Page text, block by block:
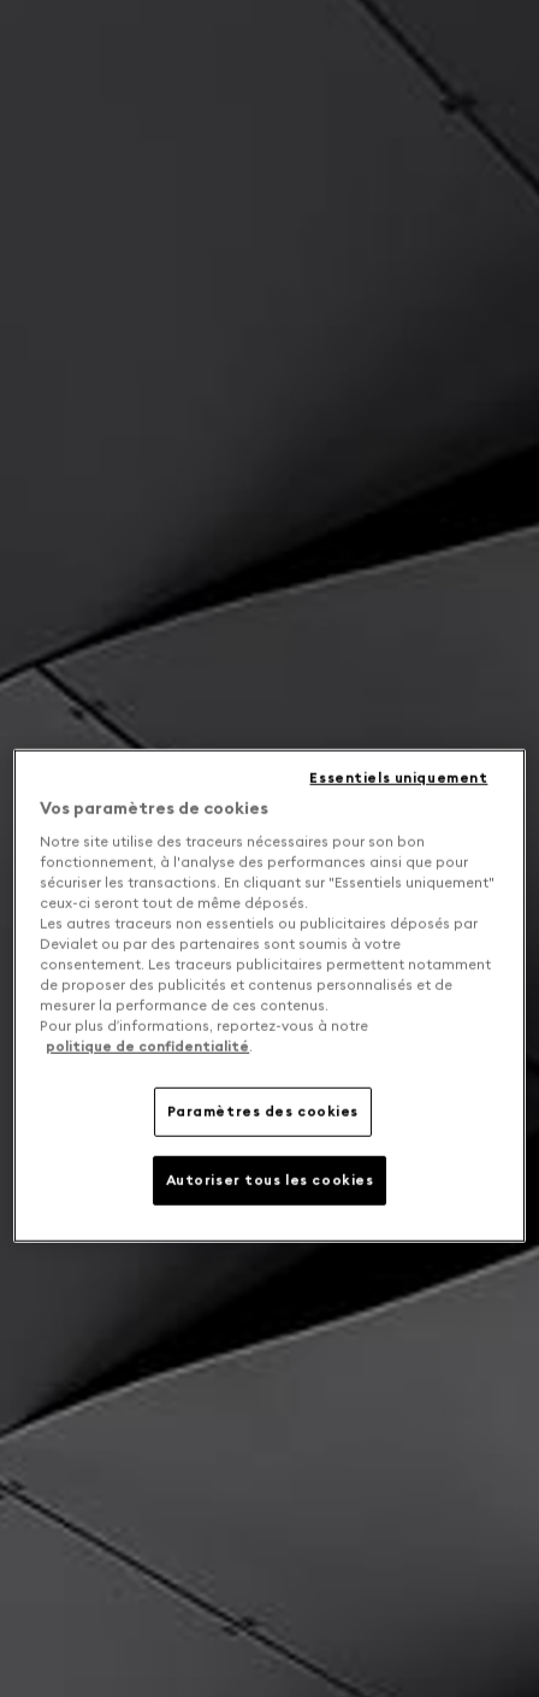
Vos paramètres de cookies
Notre site utilise des traceurs nécessaires pour son bon
fonctionnement, à l'analyse des performances ainsi que pour
sécuriser les transactions. En cliquant sur "Essentiels uniquement"
ceux-ci seront tout de même déposés.
Les autres traceurs non essentiels ou publicitaires déposés par
Devialet ou par des partenaires sont soumis à votre
consentement. Les traceurs publicitaires permettent notamment
de proposer des publicités et contenus personnalisés et de
mesurer la performance de ces contenus.
Pour plus d’informations, reportez-vous à notre
politique de confidentialité.
Paramètres des cookies
Essentiels uniquement
Autoriser tous les cookies